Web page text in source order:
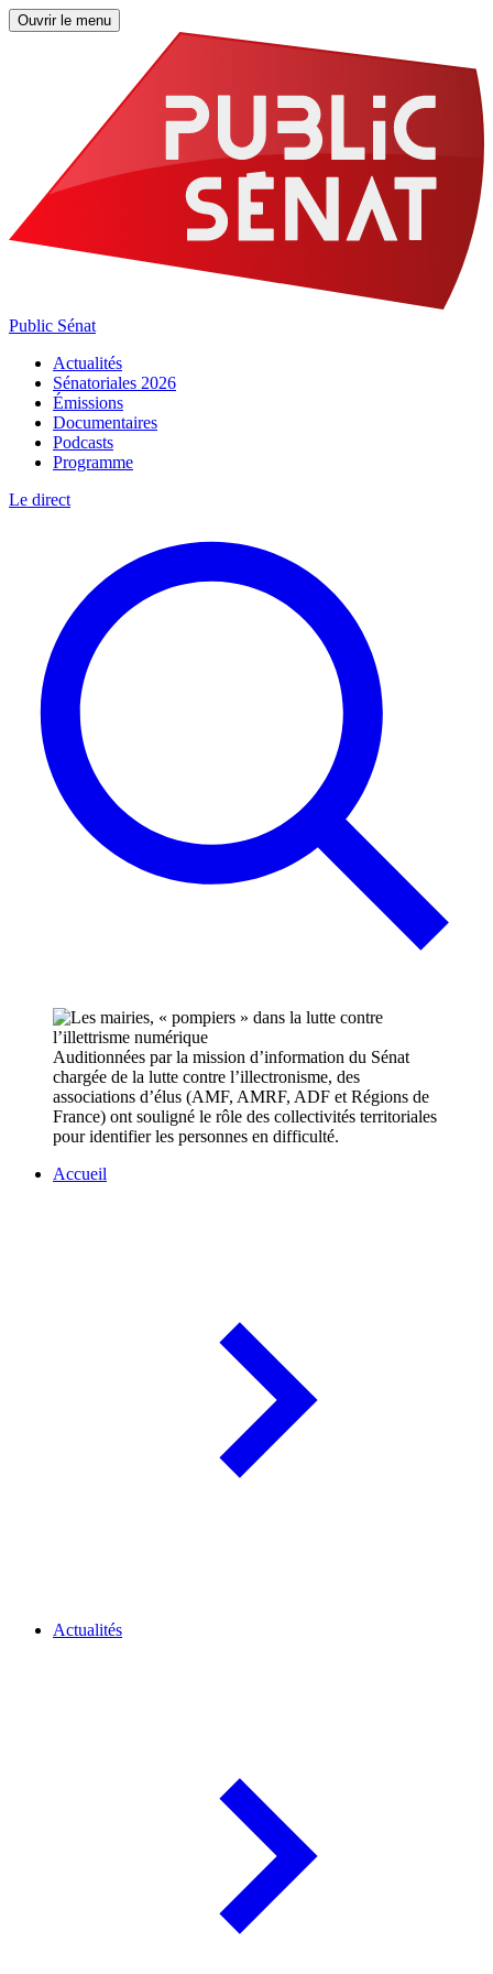
Ouvrir le menu
Public Sénat
Actualités
Sénatoriales 2026
Émissions
Documentaires
Podcasts
Programme
Le direct
Auditionnées par la mission d’information du Sénat
chargée de la lutte contre l’illectronisme, des
associations d’élus (AMF, AMRF, ADF et Régions de
France) ont souligné le rôle des collectivités territoriales
pour identifier les personnes en difficulté.
Accueil
Actualités